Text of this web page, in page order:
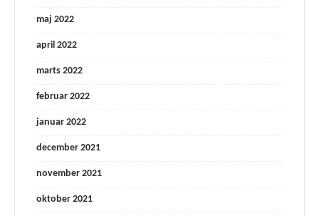
maj 2022
april 2022
marts 2022
februar 2022
januar 2022
december 2021
november 2021
oktober 2021